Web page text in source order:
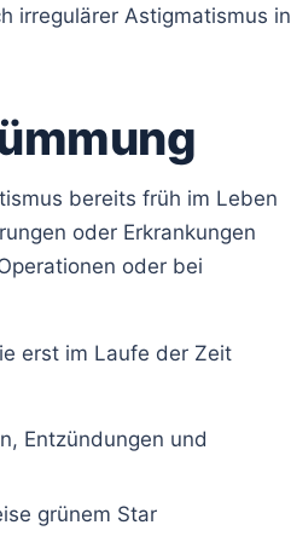
irregulärer Astigmatismus in
bereits früh im Leben
oder Erkrankungen
oder bei
erst im Laufe der Zeit
Entzündungen und
grünem Star